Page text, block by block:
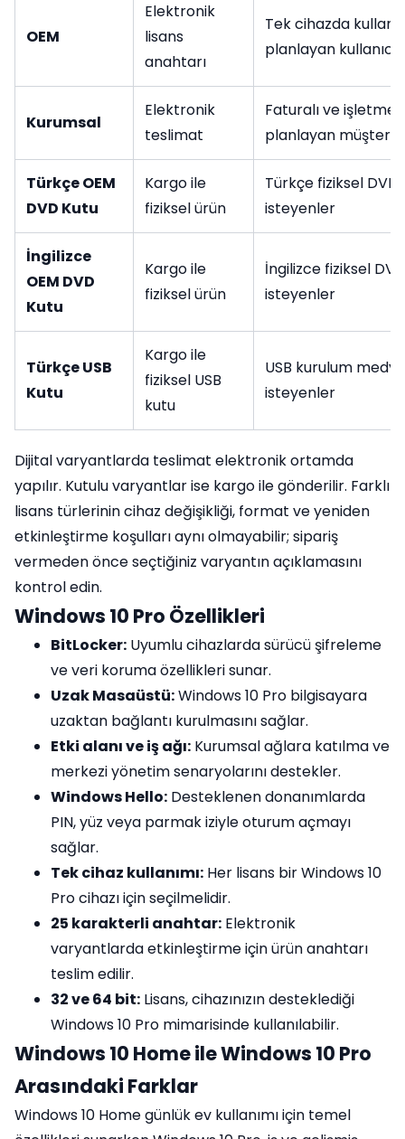
OEM
Elektronik
lisans
anahtarı
Tek cihazda
planlayan
Kurumsal
Elektronik
teslimat
Faturalı ve işletme
planlayan
Türkçe OEM
DVD Kutu
Kargo ile
fiziksel ürün
Türkçe fiziksel DVD
isteyenler
İngilizce
OEM DVD
Kutu
Kargo ile
fiziksel ürün
İngilizce fiziksel
isteyenler
Türkçe USB
Kutu
Kargo ile
fiziksel USB
kutu
USB kurulum
isteyenler
Dijital varyantlarda teslimat elektronik ortamda
yapılır. Kutulu varyantlar ise kargo ile gönderilir. Farklı
lisans türlerinin cihaz değişikliği, format ve yeniden
etkinleştirme koşulları aynı olmayabilir; sipariş
vermeden önce seçtiğiniz varyantın açıklamasını
kontrol edin.
Windows 10 Pro Özellikleri
BitLocker: Uyumlu cihazlarda sürücü şifreleme
ve veri koruma özellikleri sunar.
Uzak Masaüstü:Windows 10 Pro bilgisayara
uzaktan bağlantı kurulmasını sağlar.
Etki alanı ve iş ağı: Kurumsal ağlara katılma ve
merkezi yönetim senaryolarını destekler.
Windows Hello: Desteklenen donanımlarda
PIN, yüz veya parmak iziyle oturum açmayı
sağlar.
Tek cihaz kullanımı: Her lisans bir Windows 10
Pro cihazı için seçilmelidir.
25 karakterli anahtar: Elektronik
varyantlarda etkinleştirme için ürün anahtarı
teslim edilir.
32 ve 64 bit: Lisans, cihazınızın desteklediği
Windows 10 Pro mimarisinde kullanılabilir.
Windows 10 Home ile Windows 10 Pro
Arasındaki Farklar
Windows 10 Home günlük ev kullanımı için temel